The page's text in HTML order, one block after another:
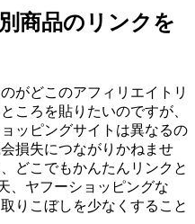
商品のリンクを
がどこのアフィリエイトリ
ころを貼りたいのですが、
ッピングサイトは異なるの
損失につながりかねませ
どこでもかんたんリンクと
、ヤフーショッピングな
りこぼしを少なくすること